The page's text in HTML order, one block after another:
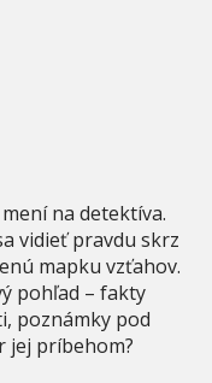
na detektíva.
vidieť pravdu skrz
mapku vzťahov.
pohľad – fakty
poznámky pod
jej príbehom?